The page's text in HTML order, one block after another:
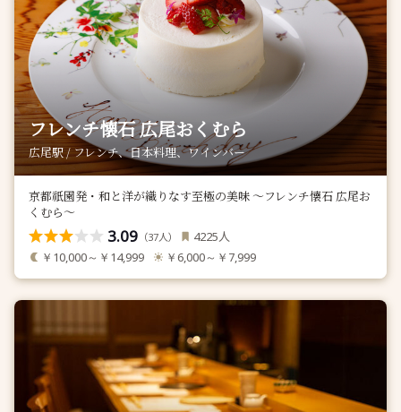
フレンチ懐石 広尾おくむら
広尾駅 / フレンチ、日本料理、ワインバー
京都祇園発・和と洋が織りなす至極の美味 〜フレンチ懐石 広尾お
くむら〜
3.09 （37人） 4225人
￥10,000～￥14,999 ￥6,000～￥7,999